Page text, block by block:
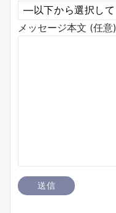
メッセージ本文 (任意)